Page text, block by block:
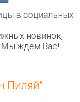
в социальных
новинок,
Мы ждём Вас!
Пиляй"